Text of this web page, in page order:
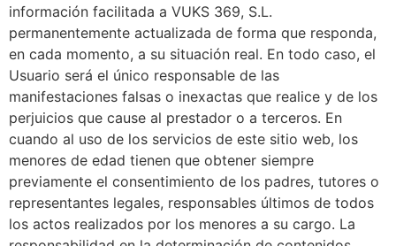
información facilitada a VUKS 369, S.L.
permanentemente actualizada de forma que responda,
en cada momento, a su situación real. En todo caso, el
Usuario será el único responsable de las
manifestaciones falsas o inexactas que realice y de los
perjuicios que cause al prestador o a terceros. En
cuando al uso de los servicios de este sitio web, los
menores de edad tienen que obtener siempre
previamente el consentimiento de los padres, tutores o
representantes legales, responsables últimos de todos
los actos realizados por los menores a su cargo. La